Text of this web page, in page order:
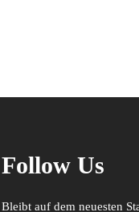
Follow Us
Bleibt auf dem neuesten